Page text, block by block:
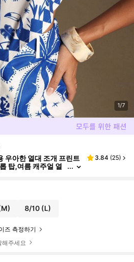
1/7
우아한 열대 조개 프린트
탑,여름 캐주얼 열
3.84 (25)
8/10 (L)
즈 측정하기
해주세요